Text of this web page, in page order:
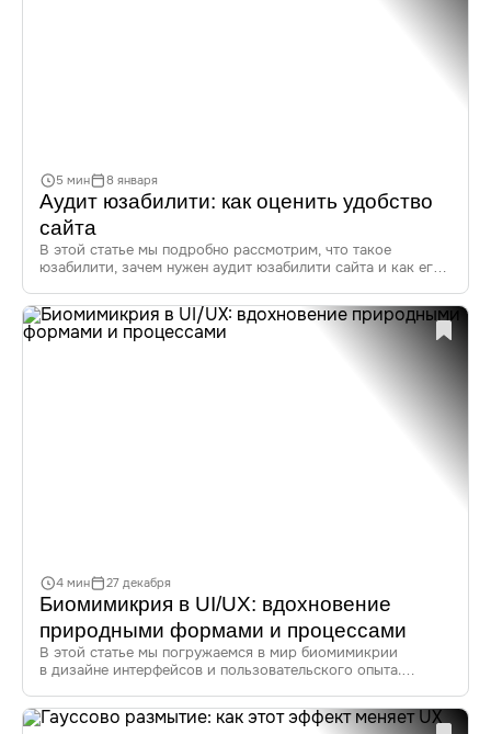
Аудит юзабилити: как оценить удобство
сайта
В этой статье мы подробно рассмотрим, что такое
юзабилити, зачем нужен аудит юзабилити сайта и как его
использования, популярных инструментах для аудита
и практических советах по улучшению юзабилити вашего
сайта.
5 мин 8 января
Биомимикрия в UI/UX: вдохновение
природными формами и процессами
В этой статье мы погружаемся в мир биомимикрии
в дизайне интерфейсов и пользовательского опыта.
применять эти идеи для создания инновационных
и эффективных решений в UI/UX.
4 мин 27 декабря